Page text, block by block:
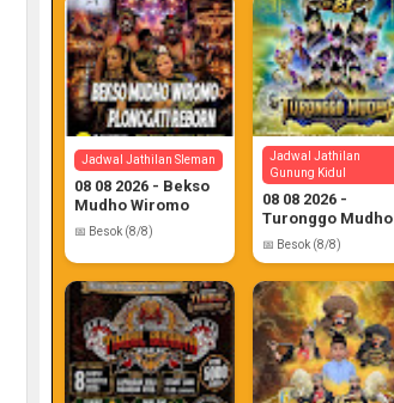
Jadwal Jathilan Sleman
08 08 2026 - Bekso
Mudho Wiromo
📅 Besok (8/8)
Jadwal Jathilan
Gunung Kidul
08 08 2026 -
Turonggo Mudho
📅 Besok (8/8)